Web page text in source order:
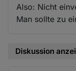
Also: Nicht
Man sollte zu
Diskussion